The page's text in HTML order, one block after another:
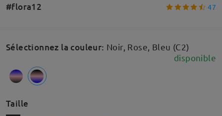
#flora12 47
Sélectionnez la couleur: Noir, Rose, Bleu (C2)
disponible
Taille